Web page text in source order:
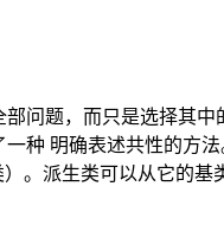
问题，而只是选择其
种 明确表述共性的方
。派生类可以从它的基